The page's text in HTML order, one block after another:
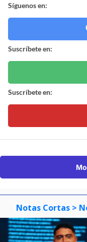
Síguenos en:
Suscríbete en:
Suscríbete en:
Notas Cortas >